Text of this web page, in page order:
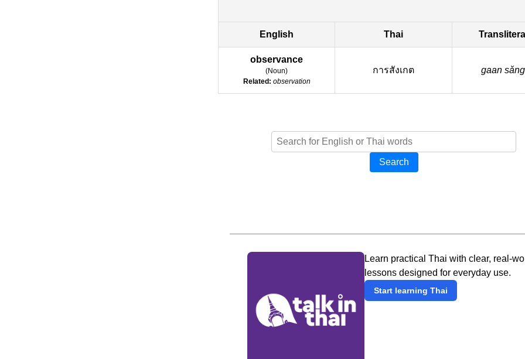
English Thai
observance
(Noun)
Related: observation
การสังเกต gaan
Search
Learn practical Thai with clear, real-
lessons designed for everyday use.
Start learning Thai